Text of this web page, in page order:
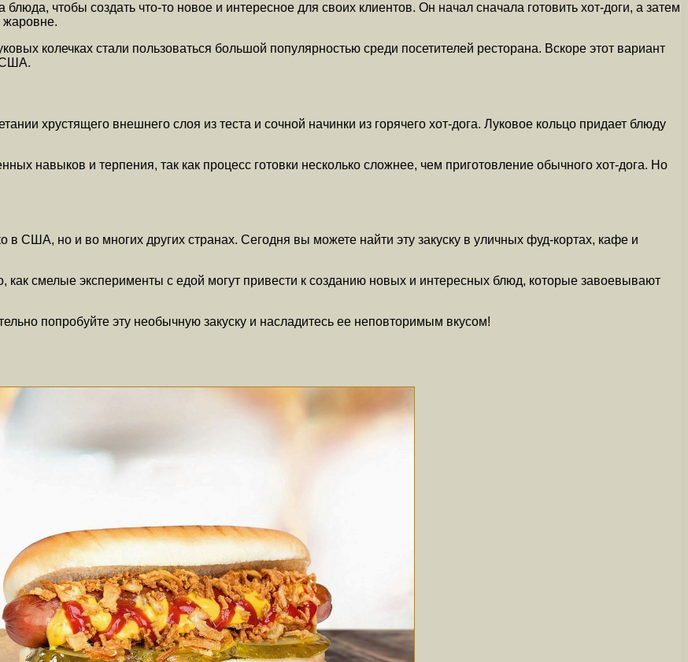
чтобы создать что-то новое и интересное для своих клиентов. Он начал сначала готовить хот-доги, а затем
жаровне.
колечках стали пользоваться большой популярностью среди посетителей ресторана. Вскоре этот вариант
США.
хрустящего внешнего слоя из теста и сочной начинки из горячего хот-дога. Луковое кольцо придает блюду
навыков и терпения, так как процесс готовки несколько сложнее, чем приготовление обычного хот-дога. Но
в США, но и во многих других странах. Сегодня вы можете найти эту закуску в уличных фуд-кортах, кафе и
как смелые эксперименты с едой могут привести к созданию новых и интересных блюд, которые завоевывают
попробуйте эту необычную закуску и насладитесь ее неповторимым вкусом!